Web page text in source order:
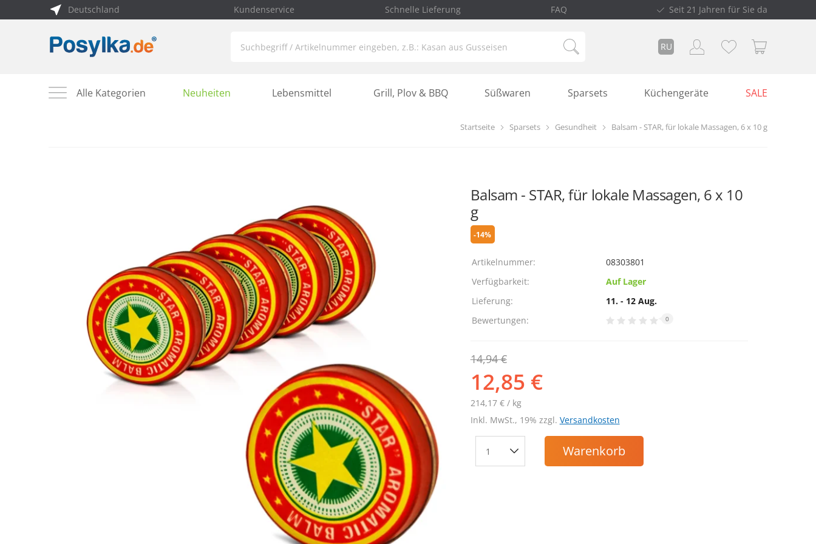
Deutschland Kundenservice Schnelle Lieferung FAQ Seit 21 Jahren für Sie da
RU
Alle Kategorien Neuheiten Lebensmittel Grill, Plov & BBQ Süßwaren Sparsets Küchengeräte SALE
Startseite Sparsets Gesundheit Balsam - STAR, für lokale Massagen, 6 х 10 g
Balsam - STAR, für lokale Massagen, 6 х 10
g
-14%
Artikelnummer:
08303801
Verfügbarkeit:
Auf Lager
Lieferung:
11. - 12 Aug.
Bewertungen:
0
14,94 €
12,85 €
214,17 € / kg
Inkl. MwSt., 19% zzgl. Versandkosten
Warenkorb